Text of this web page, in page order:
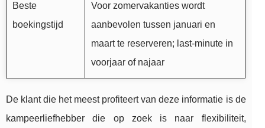
Beste
boekingstijd
Voor zomervakanties wordt
aanbevolen tussen januari en
maart te reserveren; last-minute in
voorjaar of najaar
De klant die het meest profiteert van deze informatie is de
kampeerliefhebber die op zoek is naar flexibiliteit,